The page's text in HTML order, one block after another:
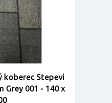
koberec Stepevi
Grey 001 - 140 x